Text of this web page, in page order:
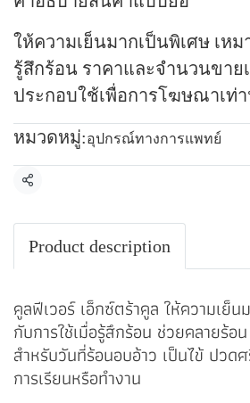
ให้ความเย็นมากเป็นพิเศษ เหม
รู้สึกร้อน ราคาและจำนวนขาย
ประกอบใช้เพื่อการโฆษณาเท่
หมวดหมู่:อุปกรณ์ทางการแพทย์
แชร์
Product description
คูลฟีเวอร์ เอ็กซ์ตร้าคูล ให้ความเย็น
กับการใช้เมื่อรู้สึกร้อน ช่วยคลายร้อ
สำหรับวันที่ร้อนอบอ้าว เป็นไข้ ปวด
การเรียนหรือทำงาน